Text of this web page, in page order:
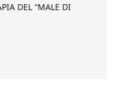
DEL “MALE DI